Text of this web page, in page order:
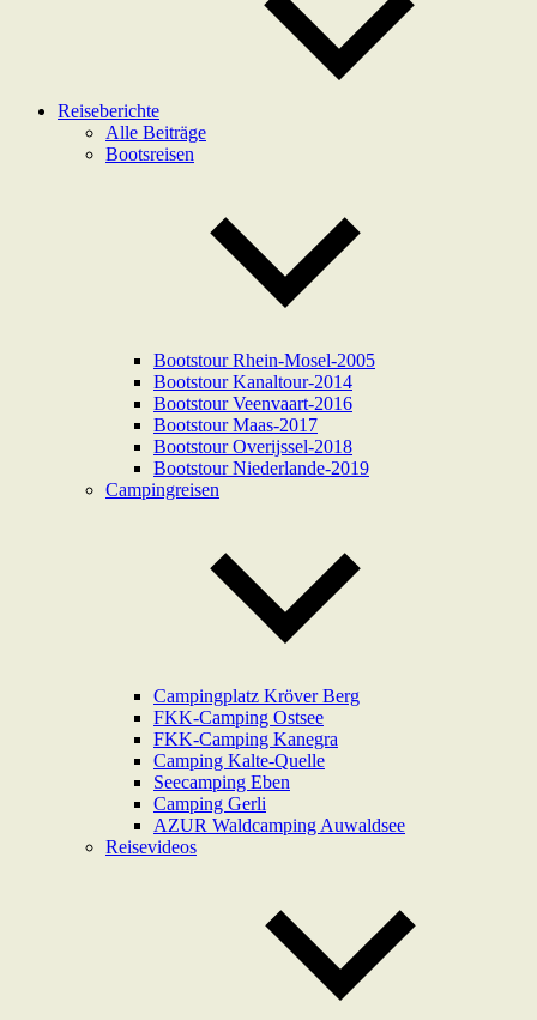
Reiseberichte
Alle Beiträge
Bootsreisen
Bootstour Rhein-Mosel-2005
Bootstour Kanaltour-2014
Bootstour Veenvaart-2016
Bootstour Maas-2017
Bootstour Overijssel-2018
Bootstour Niederlande-2019
Campingreisen
Campingplatz Kröver Berg
FKK-Camping Ostsee
FKK-Camping Kanegra
Camping Kalte-Quelle
Seecamping Eben
Camping Gerli
AZUR Waldcamping Auwaldsee
Reisevideos